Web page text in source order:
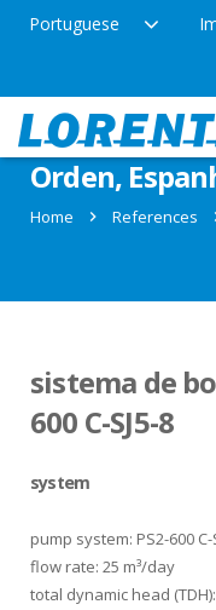
Portuguese
References
Orden,
Home References
sistema de
600 C-SJ5-8
system
pump system: PS2-600 C-
flow rate: 25 m³/day
total dynamic head